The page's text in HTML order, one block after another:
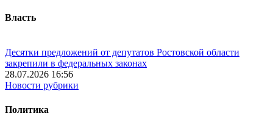
Власть
Десятки предложений от депутатов Ростовской области
закрепили в федеральных законах
28.07.2026 16:56
Новости рубрики
Политика